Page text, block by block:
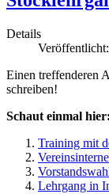
Details
Einen treffenderen
schreiben!
Schaut einmal hier:
Training mit
Lehrgang in